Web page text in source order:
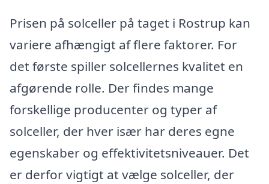
Prisen på solceller på taget i Rostrup kan
variere afhængigt af flere faktorer. For
det første spiller solcellernes kvalitet en
afgørende rolle. Der findes mange
forskellige producenter og typer af
solceller, der hver især har deres egne
egenskaber og effektivitetsniveauer. Det
er derfor vigtigt at vælge solceller, der